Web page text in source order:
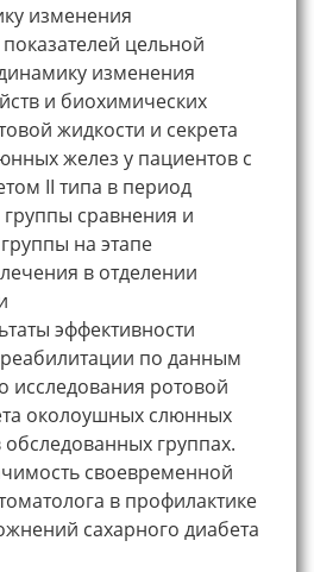
изменения
цельной
изменения
и биохимических
жидкости и секрета
желез у пациентов с
II типа в период
сравнения и
на этапе
в отделении
эффективности
по данным
исследования ротовой
околоушных слюнных
группах.
своевременной
в профилактике
сахарного диабета